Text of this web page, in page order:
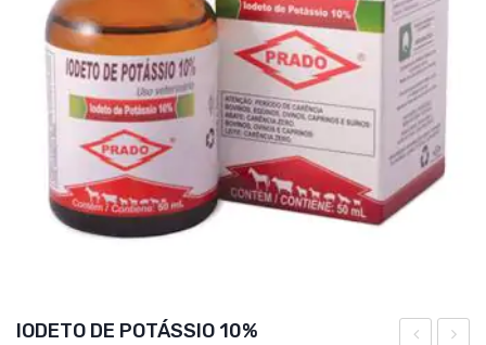
IODETO DE POTÁSSIO 10%